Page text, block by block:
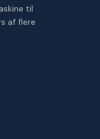
til
af flere